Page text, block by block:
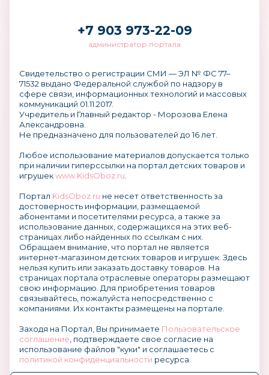
+7 903 973-22-09
администратор портала
Свидетельство о регистрации СМИ — ЭЛ № ФС 77–
71532 выдано Федеральной службой по надзору в
сфере связи, информационных технологий и массовых
коммуникаций 01.11.2017.
Учредитель и Главный редактор - Морозова Елена
Александровна.
Не предназначено для пользователей до 16 лет.
Любое использование материалов допускается только
при наличии гиперссылки на портал детских товаров и
игрушекwww.KidsOboz.ru
Портал KidsOboz.ru не несет ответственность за
достоверность информации, размещаемой
абонентами и посетителями ресурса, а также за
использование данных, содержащихся на этих веб-
страницах либо найденных по ссылкам с них.
Обращаем внимание, что портал не является
интернет-магазином детских товаров и игрушек. Здесь
нельзя купить или заказать доставку товаров. На
страницах портала отраслевые операторы размещают
свою информацию. Для приобретения товаров
связывайтесь, пожалуйста непосредственно с
компаниями. Их контакты размещены на портале.
Заходя на Портал, Вы принимаете Пользовательское
соглашение , подтверждаете свое согласие на
использование файлов "куки" и соглашаетесь с
политикой конфиденциальности ресурса.